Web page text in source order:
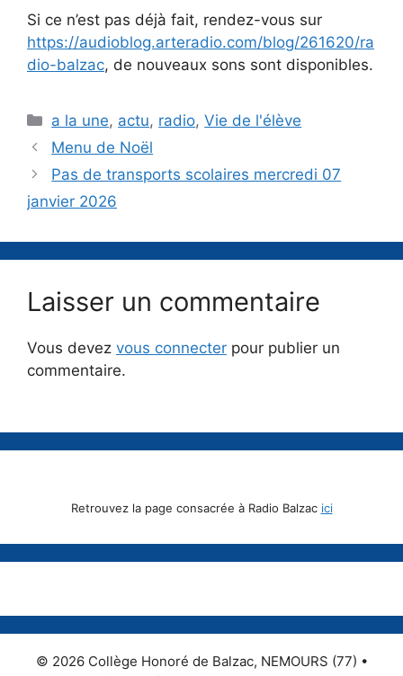
Si ce n’est pas déjà fait, rendez-vous sur
https://audioblog.arteradio.com/blog/261620/ra
dio-balzac, de nouveaux sons sont disponibles.
Catégories
a la une, actu, radio,Vie de l'élève
Menu de Noël
Pas de transports scolaires mercredi 07
janvier 2026
Laisser un commentaire
Vous devez vous connecter pour publier un
commentaire.
Retrouvez la page consacrée à Radio Balzac ici
© 2026 Collège Honoré de Balzac, NEMOURS (77) •